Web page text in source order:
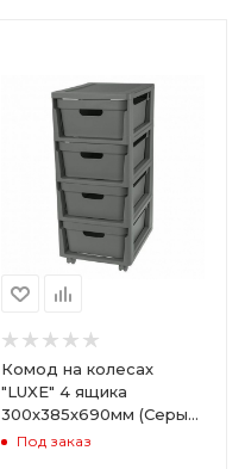
Комод на колесах
"LUXE" 4 ящика
300х385х690мм (Серый)
ARD258086
Под заказ